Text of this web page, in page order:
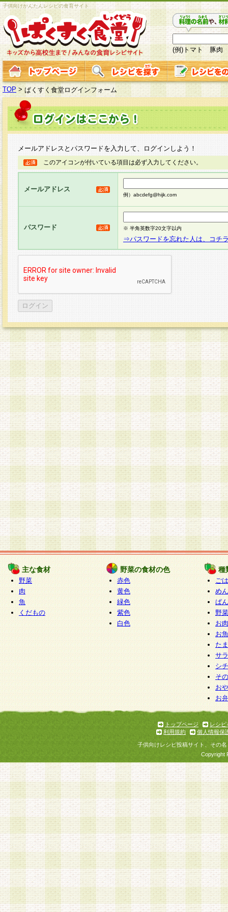
子供向けかんたんレシピの食育サイト
(例)トマト 豚肉
TOP > ぱくすく食堂ログインフォーム
メールアドレスとパスワードを入力して、ログインしよう！
このアイコンが付いている項目は必ず入力してください。
メールアドレス
例）abcdefg@hijk.com
パスワード ※ 半角英数字20文字以内
⇒パスワードを忘れた人は、コチ
主な食材
野菜
肉
魚
くだもの
野菜の食材の色
赤色
黄色
緑色
紫色
白色
種
ご
めん
ぱん
野
お
お
た
サ
シ
そ
お
お
トップページ
レシピ
利用規約
個人情報保
子供向けレシピ投稿サイト、その
Copyright